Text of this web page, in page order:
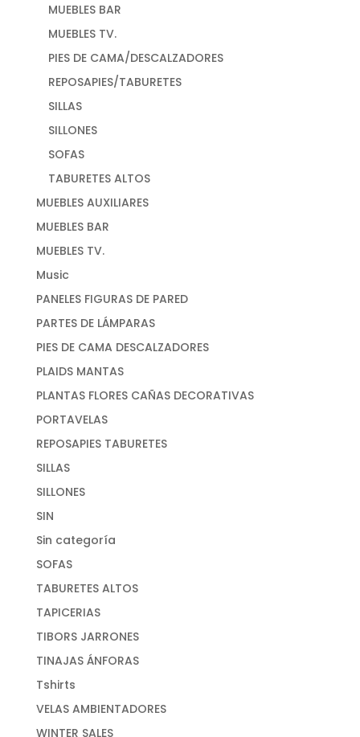
MUEBLES BAR
MUEBLES TV.
PIES DE CAMA/DESCALZADORES
REPOSAPIES/TABURETES
SILLAS
SILLONES
SOFAS
TABURETES ALTOS
MUEBLES AUXILIARES
MUEBLES BAR
MUEBLES TV.
Music
PANELES FIGURAS DE PARED
PARTES DE LÁMPARAS
PIES DE CAMA DESCALZADORES
PLAIDS MANTAS
PLANTAS FLORES CAÑAS DECORATIVAS
PORTAVELAS
REPOSAPIES TABURETES
SILLAS
SILLONES
SIN
Sin categoría
SOFAS
TABURETES ALTOS
TAPICERIAS
TIBORS JARRONES
TINAJAS ÁNFORAS
Tshirts
VELAS AMBIENTADORES
WINTER SALES